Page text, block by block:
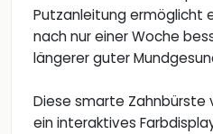
Putzanleitung ermöglicht
nach nur einer Woche
längerer guter
Diese smarte Zahnbürste
ein interaktives